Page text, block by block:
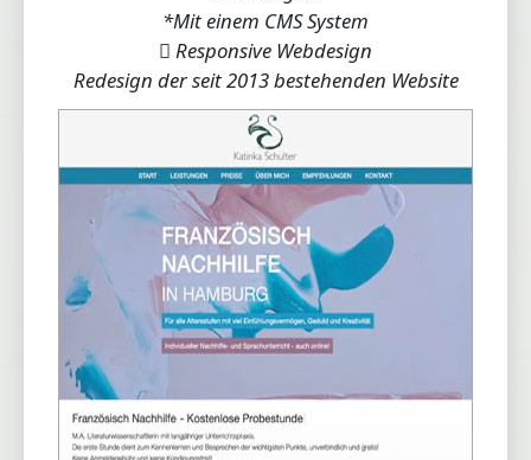
*Mit einem CMS System
Responsive Webdesign
Redesign der seit 2013 bestehenden Website